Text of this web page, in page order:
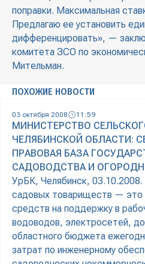
поправки. Максимальная
Предлагаю ее установить
дифференцировать», —
комитета ЗСО по
Мительман.
ПОХОЖИЕ НОВОСТИ
03 октября 2008 11:59
МИНИСТЕРСТВО
ЧЕЛЯБИНСКОЙ ОБЛАСТИ:
ПРАВОВАЯ БАЗА
САДОВОДСТВА И
УрБК, Челябинск,
садовых товариществ — это
средств на поддержку в
водоводов, электросетей,
областного бюджета
затрат по инженерному